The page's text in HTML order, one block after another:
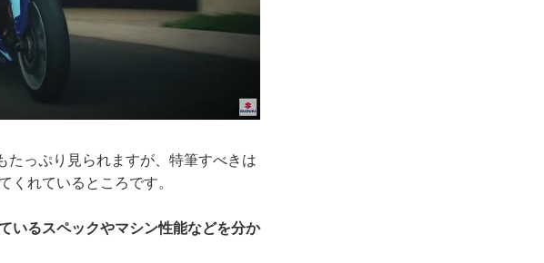
たっぷり見られますが、特筆すべきは
くれているところです。
いるスペックやマシン性能などを分か